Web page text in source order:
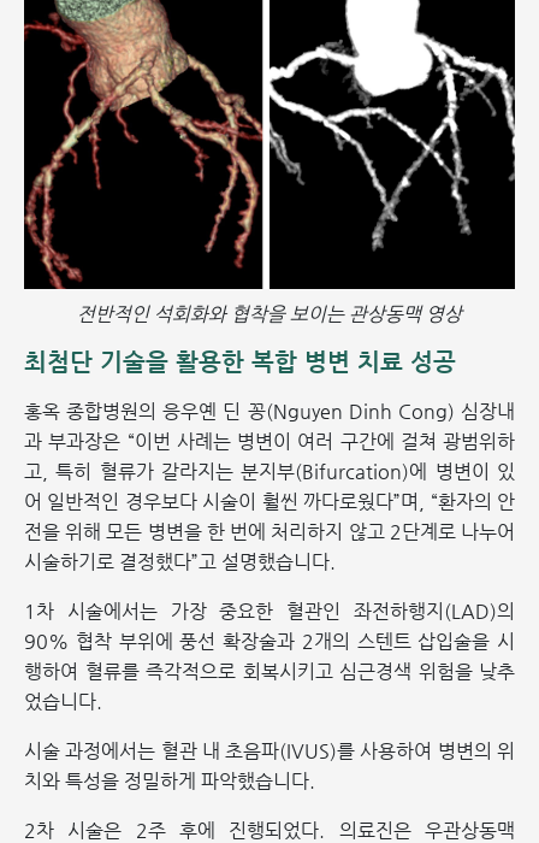
전반적인 석회화와 협착을 보이는 관상동맥 영상
최첨단 기술을 활용한 복합 병변 치료 성공
홍옥 종합병원의 응우옌 딘 꽁(Nguyen Dinh Cong) 심장내
과 부과장은 “이번 사례는 병변이 여러 구간에 걸쳐 광범위하
고, 특히 혈류가 갈라지는 분지부(Bifurcation)에 병변이 있
어 일반적인 경우보다 시술이 훨씬 까다로웠다”며, “환자의 안
전을 위해 모든 병변을 한 번에 처리하지 않고 2단계로 나누어
시술하기로 결정했다”고 설명했습니다.
1차 시술에서는 가장 중요한 혈관인 좌전하행지(LAD)의
90% 협착 부위에 풍선 확장술과 2개의 스텐트 삽입술을 시
행하여 혈류를 즉각적으로 회복시키고 심근경색 위험을 낮추
었습니다.
시술 과정에서는 혈관 내 초음파(IVUS)를 사용하여 병변의 위
치와 특성을 정밀하게 파악했습니다.
2차 시술은 2주 후에 진행되었다. 의료진은 우관상동맥